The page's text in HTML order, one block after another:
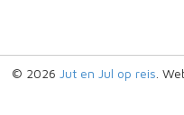
© 2026 Jut en Jul op reis .